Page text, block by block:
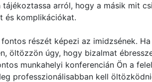
arról, hogy a másik mit
és komplikációkat.
részét képezi az imidzsének.
öltözzön úgy, hogy bizalmat
munkahelyi konferencián Ön a
professzionálisabban kell